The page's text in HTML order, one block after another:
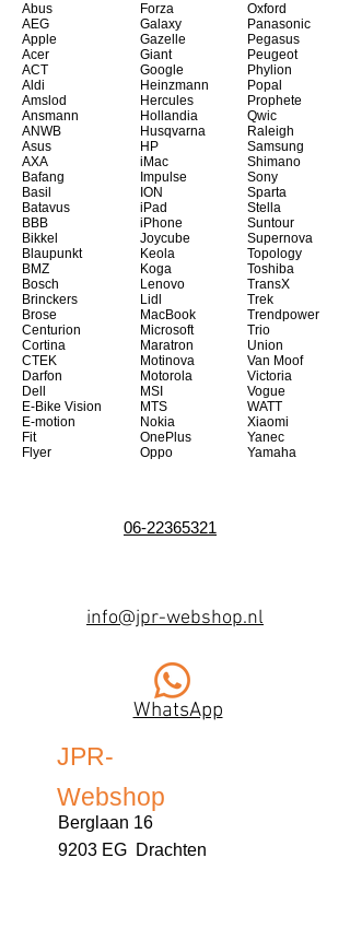
Abus
AEG
Apple
Acer
ACT
Aldi
Amslod
Ansmann
ANWB
Asus
AXA
Bafang
Basil
Batavus
BBB
Bikkel
Blaupunkt
BMZ
Bosch
Brinckers
Brose
Centurion
Cortina
CTEK
Darfon
Dell
E-Bike Vision
E-motion
Fit
Flyer
Forza
Galaxy
Gazelle
Giant
Google
Heinzmann
Hercules
Hollandia
Husqvarna
HP
iMac
Impulse
ION
iPad
iPhone
Joycube
Keola
Koga
Lenovo
Lidl
MacBook
Microsoft
Maratron
Motinova
Motorola
MSI
MTS
Nokia
OnePlus
Oppo
Oxford
Panasonic
Pegasus
Peugeot
Phylion
Popal
Prophete
Qwic
Raleigh
Samsung
Shimano
Sony
Sparta
Stella
Suntour
Supernova
Topology
Toshiba
TransX
Trek
Trendpower
Trio
Union
Van Moof
Victoria
Vogue
WATT
Xiaomi
Yanec
Yamaha
06-22365321
info@jpr-webshop.nl
WhatsApp
JPR-
Webshop
Berglaan 16
9203 EG Drachten